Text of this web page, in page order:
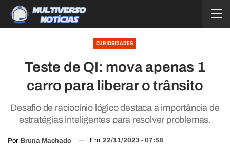
CURIOSIDADES
Teste de QI: mova apenas 1
carro para liberar o trânsito
Desafio de raciocínio lógico destaca a importância de
estratégias inteligentes para resolver problemas.
Por Bruna Machado Em 22/11/2023 - 07:58